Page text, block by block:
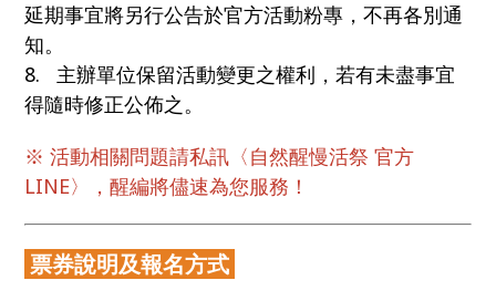
延期事宜將另行公告於官方活動粉專，不再各別通
知。
8. 主辦單位保留活動變更之權利，若有未盡事宜
得隨時修正公佈之。
※ 活動相關問題請私訊〈自然醒慢活祭 官方
LINE〉，醒編將儘速為您服務！
票券說明及報名方式